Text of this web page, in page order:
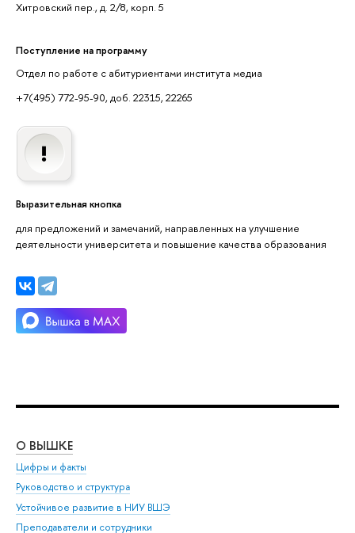
Хитровский пер., д. 2/8, корп. 5
Поступление на программу
Отдел по работе с абитуриентами института медиа
+7(495) 772-95-90, доб. 22315, 22265
Выразительная кнопка
для предложений и замечаний, направленных на улучшение
деятельности университета и повышение качества образования
О ВЫШКЕ
Цифры и факты
Руководство и структура
Устойчивое развитие в НИУ ВШЭ
Преподаватели и сотрудники